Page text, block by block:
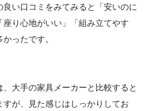
良い口コミをみてみると「安いのに
座り心地がいい」「組み立てやす
ったです。
大手の家具メーカーと比較すると
すが、見た感じはしっかりしてお